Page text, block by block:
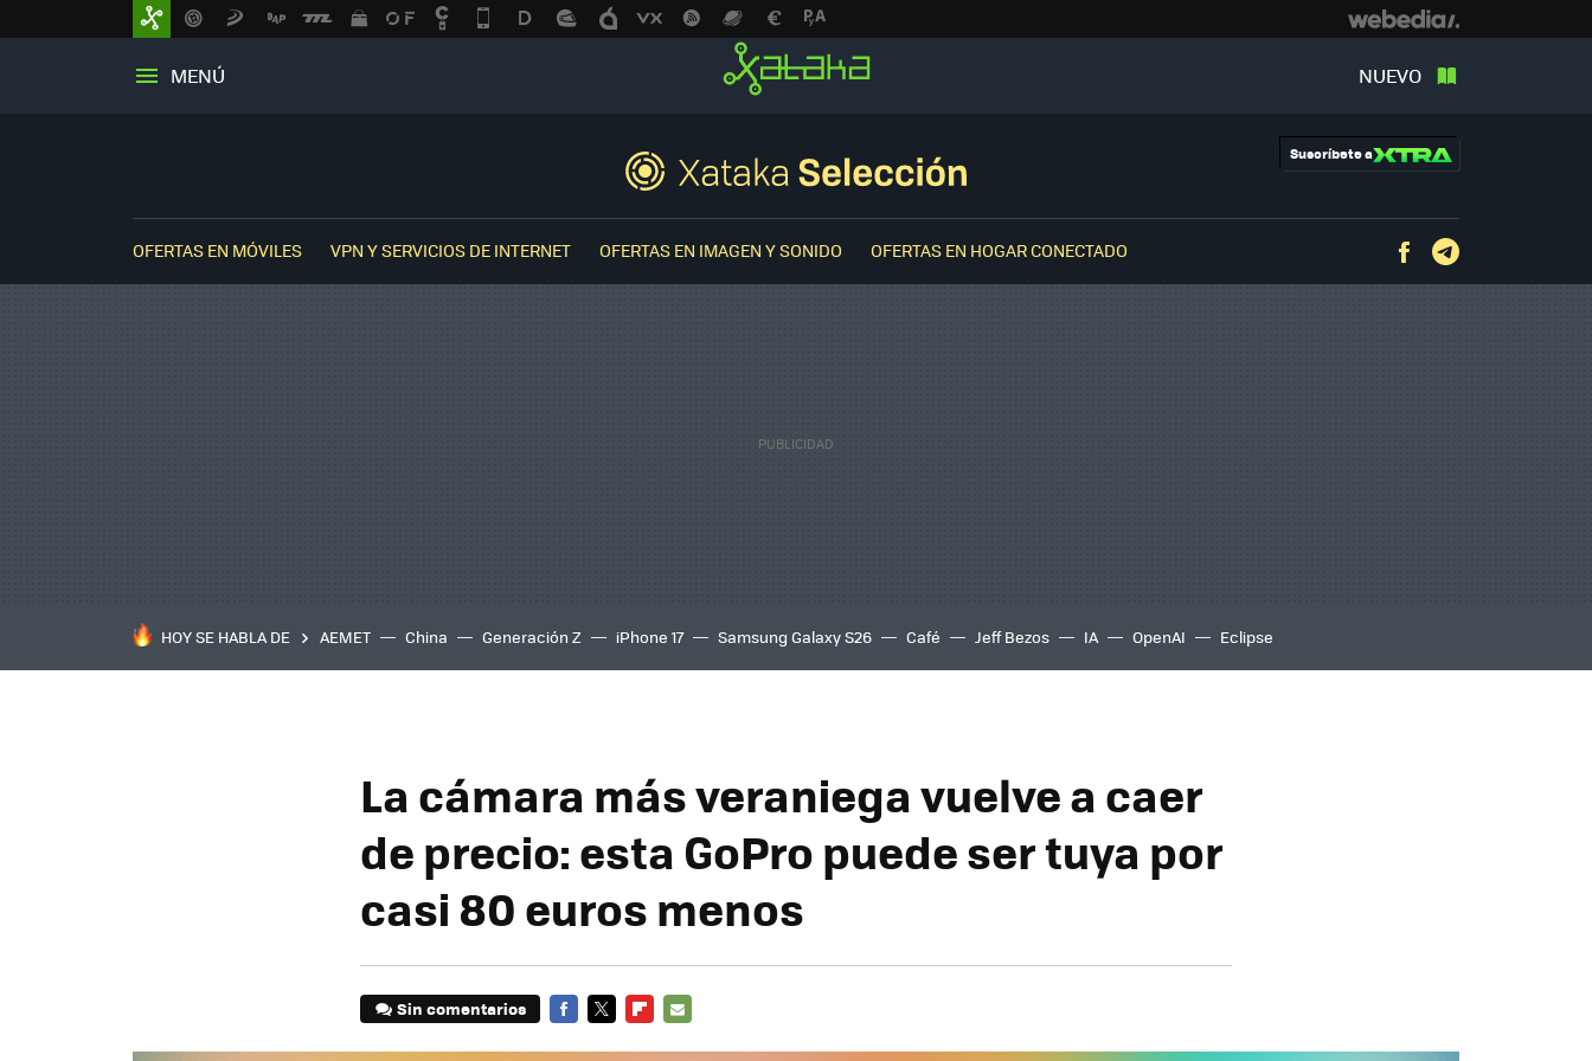
MENÚ NUEVO
Suscríbete a
OFERTAS EN MÓVILES VPN Y SERVICIOS DE INTERNET OFERTAS EN IMAGEN Y SONIDO OFERTAS EN HOGAR CONECTADO Facebook
HOY SE HABLA DE AEMET China Generación Z iPhone 17 Samsung Galaxy S26 Café Jeff Bezos IA OpenAI Eclipse
La cámara más veraniega vuelve a caer
de precio: esta GoPro puede ser tuya por
casi 80 euros menos
Sin comentarios